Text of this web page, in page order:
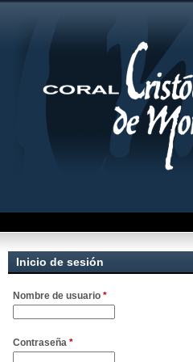
Inicio de sesión
Nombre de usuario *
Contraseña *